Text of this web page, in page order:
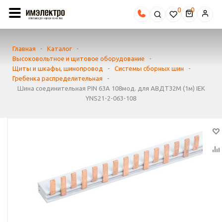
0
Главная - Каталог
-
Высоковольтное и щитовое оборудование
-
Щиты и шкафы, шинопровод
- Системы сборных шин
-
Гребенка распределительная
-
Шина соединительная PIN 63А 108мод. для АВДТ32М (1м) IEK
YNS21-2-063-108